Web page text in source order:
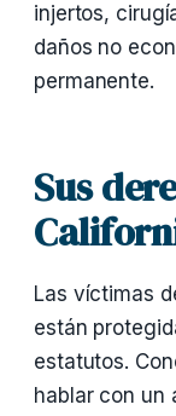
injertos,
daños no
permanente.
Sus
Las víctimas
están
estatutos.
hablar con un